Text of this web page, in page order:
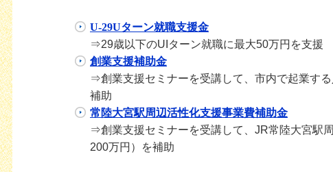
U-29Uターン就職支援金
⇒29歳以下のUIターン就職に最大50万円を支援
創業支援補助金
⇒創業支援セミナーを受講して、市内で起業す
補助
常陸大宮駅周辺活性化支援事業費補助金
⇒創業支援セミナーを受講して、JR常陸大宮駅
200万円）を補助